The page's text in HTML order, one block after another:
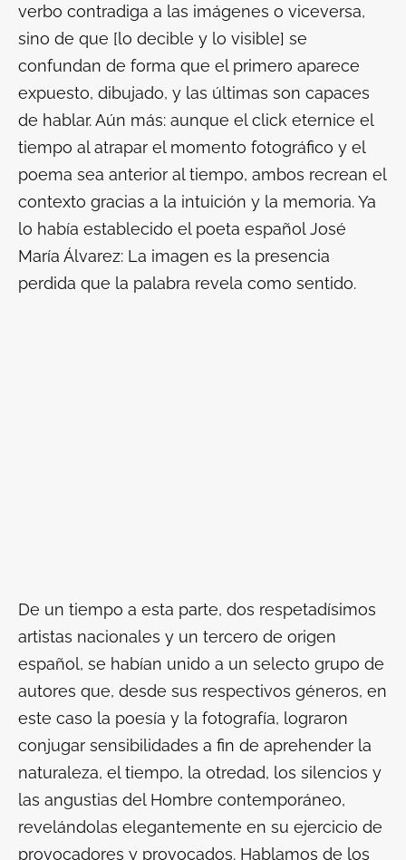
verbo contradiga a las imágenes o viceversa,
sino de que [lo decible y lo visible] se
confundan de forma que el primero aparece
expuesto, dibujado, y las últimas son capaces
de hablar. Aún más: aunque elclick eternice el
tiempo al atrapar el momento fotográfico y el
poema sea anterior al tiempo, ambos recrean el
contexto gracias a la intuición y la memoria. Ya
lo había establecido el poeta español José
María Álvarez: La imagen es la presencia
perdida que la palabra revela como sentido.
De un tiempo a esta parte, dos respetadísimos
artistas nacionales y un tercero de origen
español, se habían unido a un selecto grupo de
autores que, desde sus respectivos géneros, en
este caso la poesía y la fotografía, lograron
conjugar sensibilidades a fin de aprehender la
naturaleza, el tiempo, la otredad, los silencios y
las angustias del Hombre contemporáneo,
revelándolas elegantemente en su ejercicio de
provocadores y provocados. Hablamos de los